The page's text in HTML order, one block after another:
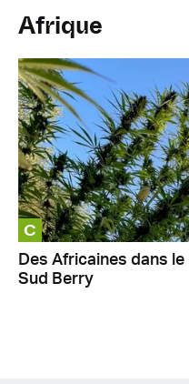
Afrique
C
Des Africaines dans le
Sud Berry